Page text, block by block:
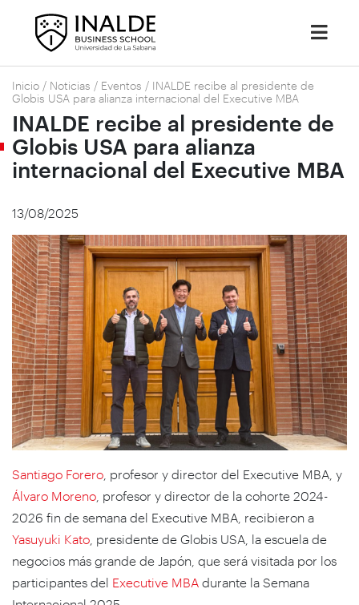
Inicio / Noticias / Eventos / INALDE recibe al presidente de
Globis USA para alianza internacional del Executive MBA
INALDE recibe al presidente de
Globis USA para alianza
internacional del Executive MBA
13/08/2025
Santiago Forero , profesor y director del Executive MBA, y
Álvaro Moreno , profesor y director de la cohorte 2024-
2026 fin de semana del Executive MBA, recibieron a
Yasuyuki Kato , presidente de Globis USA, la escuela de
negocios más grande de Japón, que será visitada por los
participantes del Executive MBA durante la Semana